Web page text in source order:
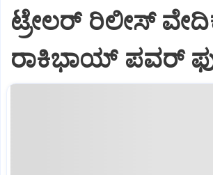
ಟ್ರೇಲರ್‌ ರಿಲೀಸ್‌
ರಾಕಿಭಾಯ್‌ ಪವರ್‌